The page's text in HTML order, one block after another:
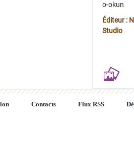
o-okun
Éditeur :
Studio
Contacts Flux RSS